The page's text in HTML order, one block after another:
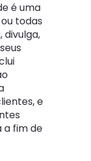
é uma
todas
divulga,
e
a fim de